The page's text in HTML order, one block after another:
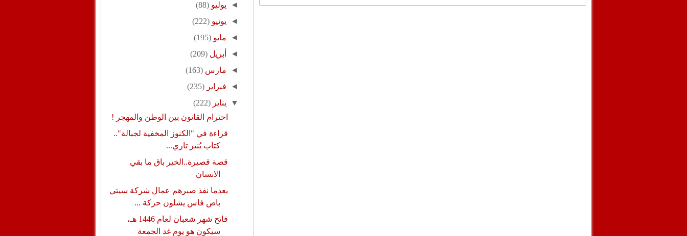
◄ يوليو(88)
◄ يونيو(222)
◄ مايو(195)
◄
أبريل(209)
◄ مارس(163)
◄ فبراير(235)
▼ يناير(222)
احترام القانون بين الوطن والمهجر !
قراءة في "الكنوز المخفية لجبالة"..
كتاب يُنير تاري...
قصة قصيرة..الخير باق ما بقي
الانسان
بعدما نفذ صبرهم عمال شركة سيتي
باص فاس يشلون حركة ...
فاتح شهر شعبان لعام 1446 هـ،
سيكون هو يوم غد الجمعة